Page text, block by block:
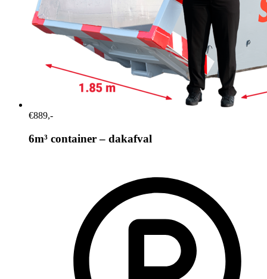
€889,-
6m³ container – dakafval